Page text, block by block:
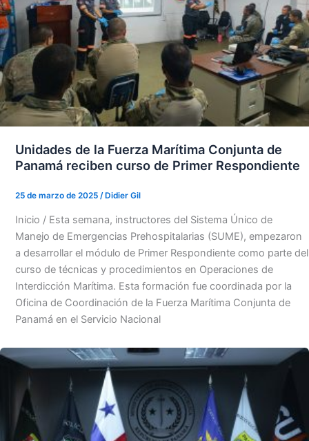
Unidades de la Fuerza Marítima Conjunta de
Panamá reciben curso de Primer Respondiente
25 de marzo de 2025 /Didier Gil
Inicio / Esta semana, instructores del Sistema Único de
Manejo de Emergencias Prehospitalarias (SUME), empezaron
a desarrollar el módulo de Primer Respondiente como parte del
curso de técnicas y procedimientos en Operaciones de
Interdicción Marítima. Esta formación fue coordinada por la
Oficina de Coordinación de la Fuerza Marítima Conjunta de
Panamá en el Servicio Nacional